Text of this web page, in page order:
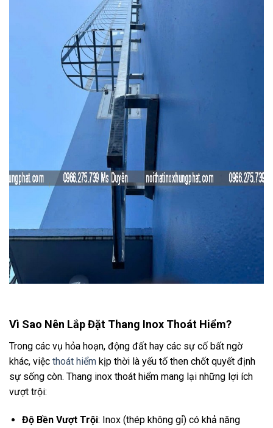
Vì Sao Nên Lắp Đặt Thang Inox Thoát Hiểm?
Trong các vụ hỏa hoạn, động đất hay các sự cố bất ngờ
khác, việc thoát hiểm kịp thời là yếu tố then chốt quyết định
sự sống còn. Thang inox thoát hiểm mang lại những lợi ích
vượt trội:
Độ Bền Vượt Trội: Inox (thép không gỉ) có khả năng